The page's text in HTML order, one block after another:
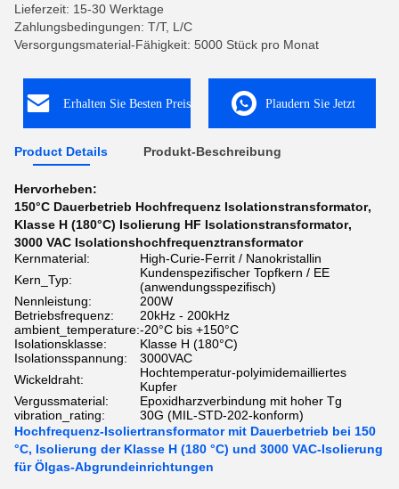
Lieferzeit: 15-30 Werktage
Zahlungsbedingungen: T/T, L/C
Versorgungsmaterial-Fähigkeit: 5000 Stück pro Monat
Erhalten Sie Besten Preis Plaudern Sie Jetzt
Product Details Produkt-Beschreibung
Hervorheben:
150°C Dauerbetrieb Hochfrequenz Isolationstransformator,
Klasse H (180°C) Isolierung HF Isolationstransformator,
3000 VAC Isolationshochfrequenztransformator
Kernmaterial:
High-Curie-Ferrit / Nanokristallin
Kern_Typ:
Kundenspezifischer Topfkern / EE
(anwendungsspezifisch)
Nennleistung:
200W
Betriebsfrequenz:
20kHz - 200kHz
ambient_temperature:-20°C bis +150°C
Isolationsklasse:
Klasse H (180°C)
Isolationsspannung:
3000VAC
Wickeldraht:
Hochtemperatur-polyimidemailliertes
Kupfer
Vergussmaterial:
Epoxidharzverbindung mit hoher Tg
vibration_rating:
30G (MIL-STD-202-konform)
Hochfrequenz-Isoliertransformator mit Dauerbetrieb bei 150
°C, Isolierung der Klasse H (180 °C) und 3000 VAC-Isolierung
für Ölgas-Abgrundeinrichtungen